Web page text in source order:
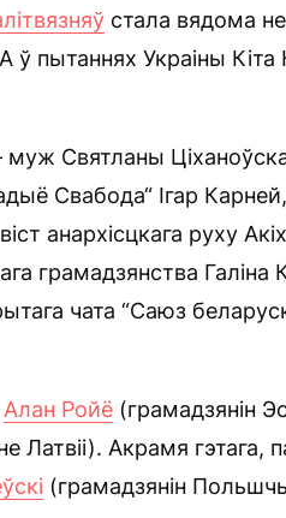
стала вядома
ў пытаннях Украіны
Святланы
Свабода“ Ігар
анархісцкага руху
грамадзянства
чата “Саюз
Алан Ройё (грамадзянін
Латвіі). Акрамя
(грамадзянін